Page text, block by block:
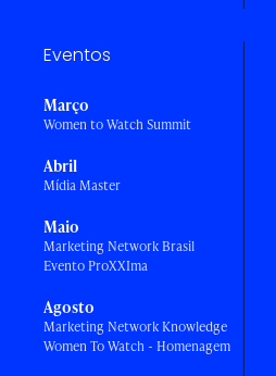
Eventos
Março
Women to Watch Summit
Abril
Mídia Master
Maio
Marketing Network Brasil
Evento ProXXIma
Agosto
Marketing Network Knowledge
Women To Watch - Homenagem